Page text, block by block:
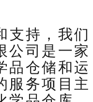
支持，我们
公司是一家
品仓储和运
服务项目主